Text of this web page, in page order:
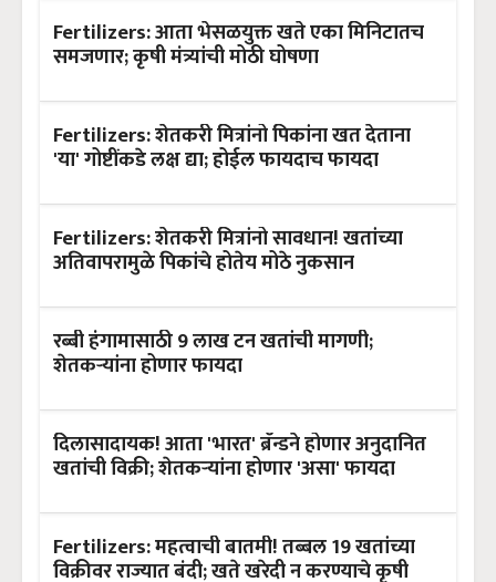
Fertilizers: आता भेसळयुक्त खते एका मिनिटातच
समजणार; कृषी मंत्र्यांची मोठी घोषणा
Fertilizers: शेतकरी मित्रांनो पिकांना खत देताना
'या' गोष्टींकडे लक्ष द्या; होईल फायदाच फायदा
Fertilizers: शेतकरी मित्रांनो सावधान! खतांच्या
अतिवापरामुळे पिकांचे होतेय मोठे नुकसान
रब्बी हंगामासाठी 9 लाख टन खतांची मागणी;
शेतकऱ्यांना होणार फायदा
दिलासादायक! आता 'भारत' ब्रॅन्डने होणार अनुदानित
खतांची विक्री; शेतकऱ्यांना होणार 'असा' फायदा
Fertilizers: महत्वाची बातमी! तब्बल 19 खतांच्या
विक्रीवर राज्यात बंदी; खते खरेदी न करण्याचे कृषी